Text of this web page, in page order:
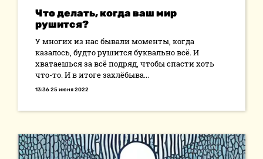
Что делать, когда ваш мир
рушится?
У многих из нас бывали моменты, когда
казалось, будто рушится буквально всё. И
хватаешься за всё подряд, чтобы спасти хоть
что-то. И в итоге захлёбыва...
13:36 25 июня 2022